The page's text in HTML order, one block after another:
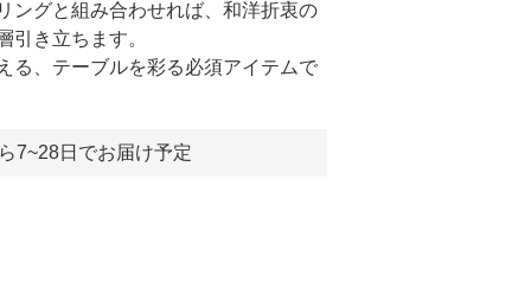
ングと組み合わせれば、和洋折衷の
引き立ちます。
る、テーブルを彩る必須アイテムで
7~28日でお届け予定